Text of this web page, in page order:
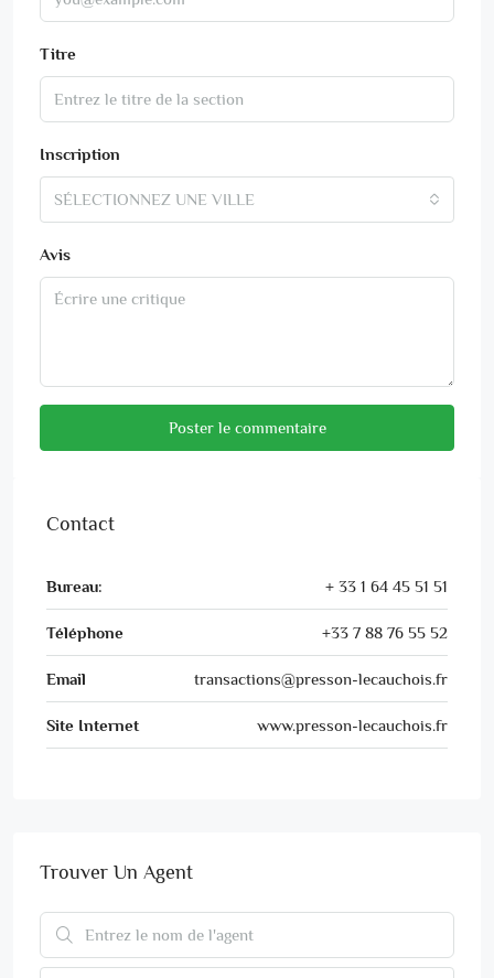
Titre
Inscription
SÉLECTIONNEZ UNE VILLE
Avis
Poster le commentaire
Contact
Bureau: + 33 1 64 45 51 51
Téléphone +33 7 88 76 55 52
Email transactions@presson-lecauchois.fr
Site Internet www.presson-lecauchois.fr
Trouver Un Agent